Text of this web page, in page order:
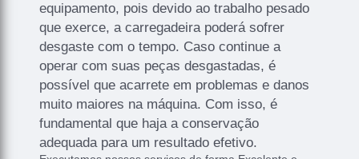
equipamento, pois devido ao trabalho pesado
que exerce, a carregadeira poderá sofrer
desgaste com o tempo. Caso continue a
operar com suas peças desgastadas, é
possível que acarrete em problemas e danos
muito maiores na máquina. Com isso, é
fundamental que haja a conservação
adequada para um resultado efetivo.